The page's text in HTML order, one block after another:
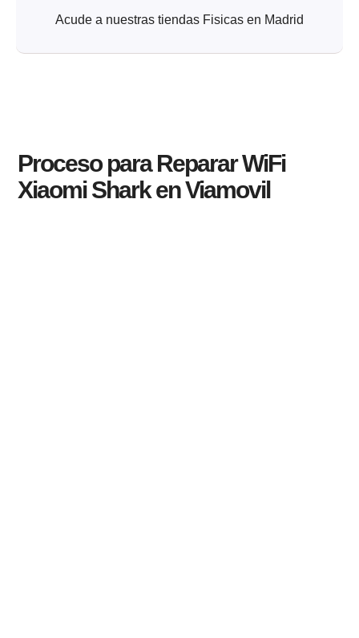
Acude a nuestras tiendas Fisicas en Madrid
Proceso para Reparar WiFi
Xiaomi Shark en Viamovil